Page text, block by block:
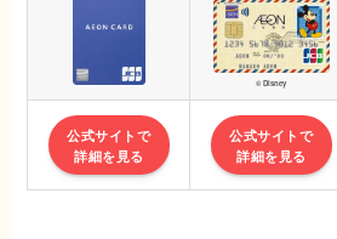
© Disney
公式サイトで
詳細を見る
公式サイトで
詳細を見る